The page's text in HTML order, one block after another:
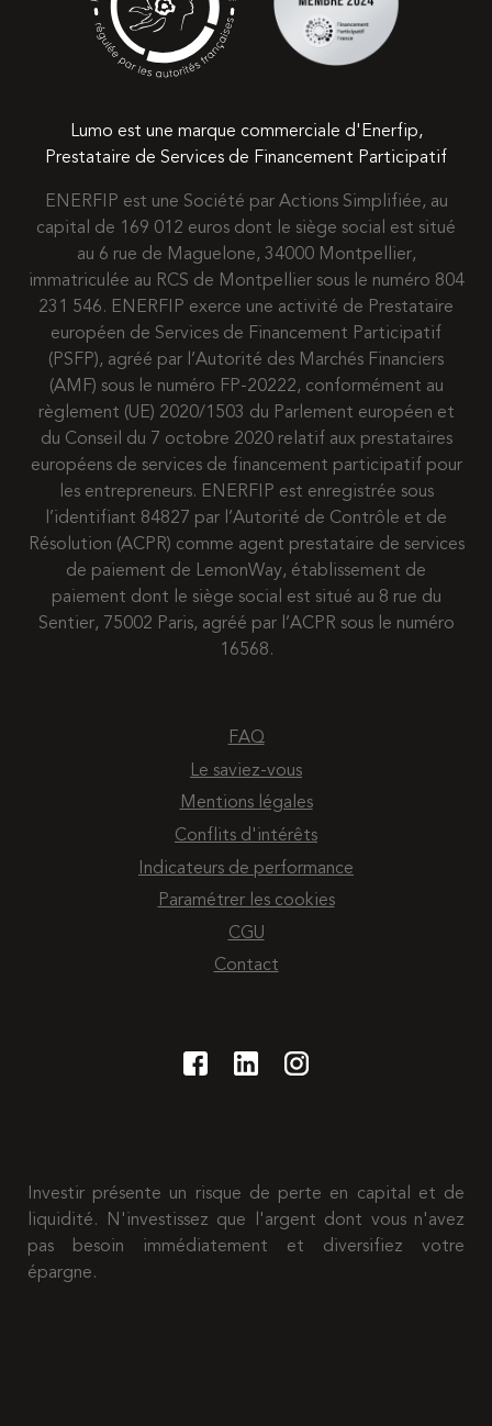
Lumo est une marque commerciale d'Enerfip,
Prestataire de Services de Financement Participatif
ENERFIP est une Société par Actions Simplifiée, au
capital de 169 012 euros dont le siège social est situé
au 6 rue de Maguelone, 34000 Montpellier,
immatriculée au RCS de Montpellier sous le numéro 804
231 546. ENERFIP exerce une activité de Prestataire
européen de Services de Financement Participatif
(PSFP), agréé par l’Autorité des Marchés Financiers
(AMF) sous le numéro FP-20222, conformément au
règlement (UE) 2020/1503 du Parlement européen et
du Conseil du 7 octobre 2020 relatif aux prestataires
européens de services de financement participatif pour
les entrepreneurs. ENERFIP est enregistrée sous
l’identifiant 84827 par l’Autorité de Contrôle et de
Résolution (ACPR) comme agent prestataire de services
de paiement de LemonWay, établissement de
paiement dont le siège social est situé au 8 rue du
Sentier, 75002 Paris, agréé par l’ACPR sous le numéro
16568.
FAQ
Le saviez-vous
Mentions légales
Conflits d'intérêts
Indicateurs de performance
Paramétrer les cookies
CGU
Contact
Investir présente un risque de perte en capital et de
liquidité. N'investissez que l'argent dont vous n'avez
pas besoin immédiatement et diversifiez votre
épargne.